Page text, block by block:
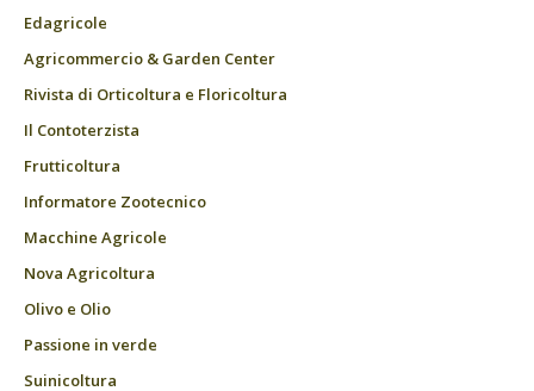
Edagricole
Agricommercio & Garden Center
Rivista di Orticoltura e Floricoltura
Il Contoterzista
Frutticoltura
Informatore Zootecnico
Macchine Agricole
Nova Agricoltura
Olivo e Olio
Passione in verde
Suinicoltura